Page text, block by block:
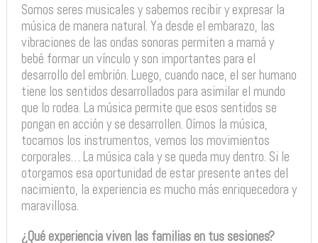
Somos seres musicales y sabemos recibir y expresar la
música de manera natural. Ya desde el embarazo, las
vibraciones de las ondas sonoras permiten a mamá y
bebé formar un vínculo y son importantes para el
desarrollo del embrión. Luego, cuando nace, el ser humano
tiene los sentidos desarrollados para asimilar el mundo
que lo rodea. La música permite que esos sentidos se
pongan en acción y se desarrollen. Oímos la música,
tocamos los instrumentos, vemos los movimientos
corporales… La música cala y se queda muy dentro. Si le
otorgamos esa oportunidad de estar presente antes del
nacimiento, la experiencia es mucho más enriquecedora y
maravillosa.
¿Qué experiencia viven las familias en tus sesiones?